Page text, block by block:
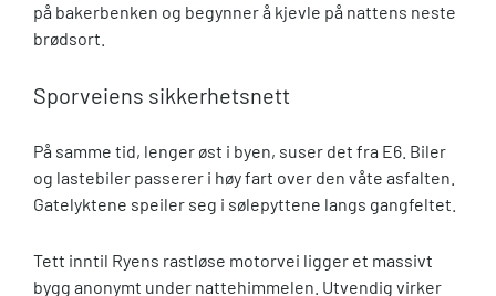
på bakerbenken og begynner å kjevle på nattens neste
brødsort.
Sporveiens sikkerhetsnett
På samme tid, lenger øst i byen, suser det fra E6. Biler
og lastebiler passerer i høy fart over den våte asfalten.
Gatelyktene speiler seg i sølepyttene langs gangfeltet.
Tett inntil Ryens rastløse motorvei ligger et massivt
bygg anonymt under nattehimmelen. Utvendig virker